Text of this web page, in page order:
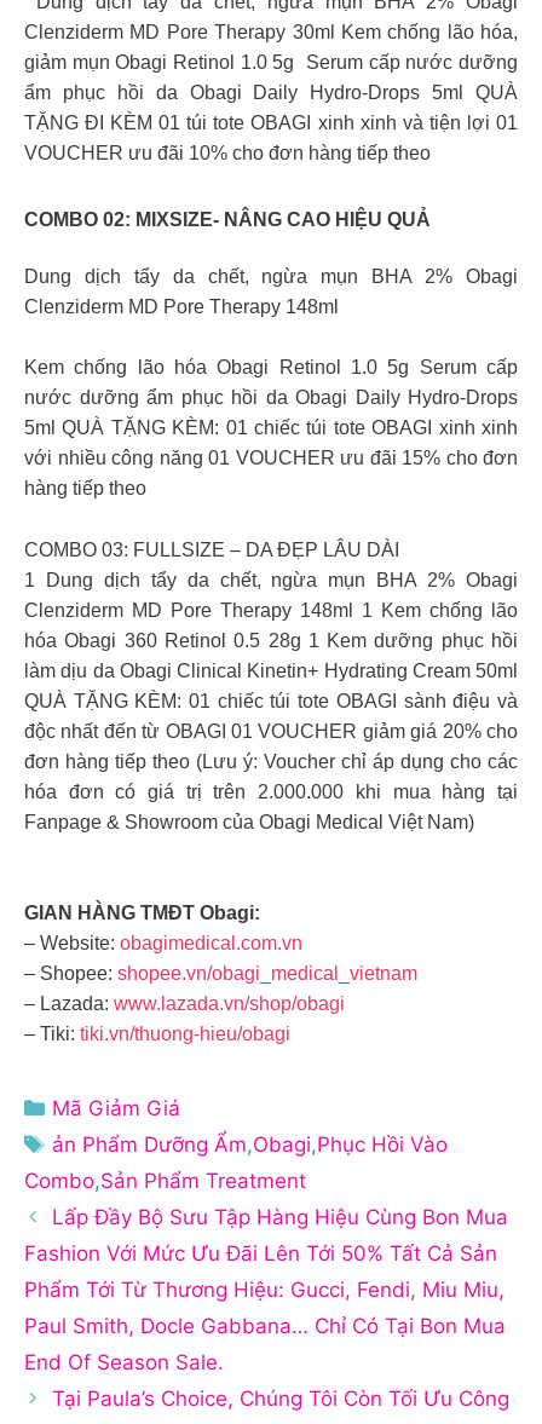
Clenziderm MD Pore Therapy 30ml Kem chống lão hóa,
giảm mụn Obagi Retinol 1.0 5g ️ Serum cấp nước dưỡng
ẩm phục hồi da Obagi Daily Hydro-Drops 5m️l QUÀ
TẶNG ĐI KÈM 01 túi tote OBAGI xinh xinh và tiện lợi 01
VOUCHER ưu đãi 10% cho đơn hàng tiếp theo
COMBO 02: MIXSIZE- NÂNG CAO HIỆU QUẢ
Dung dịch tẩy da chết, ngừa mụn BHA 2% Obagi
Clenziderm MD Pore Therapy 148ml
Kem chống lão hóa Obagi Retinol 1.0 5g Serum cấp
nước dưỡng ẩm phục hồi da Obagi Daily Hydro-Drops
5ml QUÀ TẶNG KÈM: 01 chiếc túi tote OBAGI xinh xinh
với nhiều công năng 01 VOUCHER ưu đãi 15% cho đơn
hàng tiếp theo
COMBO 03: FULLSIZE – DA ĐẸP LÂU DÀI
1 Dung dịch tẩy da chết, ngừa mụn BHA 2% Obagi
Clenziderm MD Pore Therapy 148ml 1 Kem chống lão
hóa Obagi 360 Retinol 0.5 28g 1 Kem dưỡng phục hồi
làm dịu da Obagi Clinical Kinetin+ Hydrating Cream 50ml
QUÀ TẶNG KÈM: 01 chiếc túi tote OBAGI sành điệu và
độc nhất đến từ OBAGI 01 VOUCHER giảm giá 20% cho
đơn hàng tiếp theo (Lưu ý: Voucher chỉ áp dụng cho các
hóa đơn có giá trị trên 2.000.000 khi mua hàng tại
Fanpage & Showroom của Obagi Medical Việt Nam)
GIAN HÀNG TMĐT Obagi:
– Website: obagimedical.com.vn
– Shopee: shopee.vn/obagi_medical_vietnam
– Lazada: www.lazada.vn/shop/obagi
– Tiki: tiki.vn/thuong-hieu/obagi
Danh
mục
Mã Giảm Giá
Thẻ
ản Phẩm Dưỡng Ẩm,Obagi,Phục Hồi Vào
Combo,Sản Phẩm Treatment
Lấp Đầy Bộ Sưu Tập Hàng Hiệu Cùng Bon Mua
Fashion Với Mức Ưu Đãi Lên Tới 50% Tất Cả Sản
Phẩm Tới Từ Thương Hiệu: Gucci, Fendi, Miu Miu,
Paul Smith, Docle Gabbana… Chỉ Có Tại Bon Mua
End Of Season Sale.
Tại Paula’s Choice, Chúng Tôi Còn Tối Ưu Công